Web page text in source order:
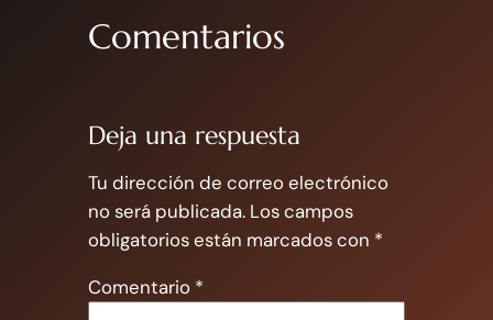
Comentarios
Deja una respuesta
Tu dirección de correo electrónico
no será publicada. Los campos
obligatorios están marcados con *
Comentario *